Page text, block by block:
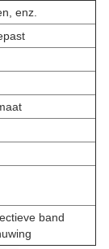
enz.
band